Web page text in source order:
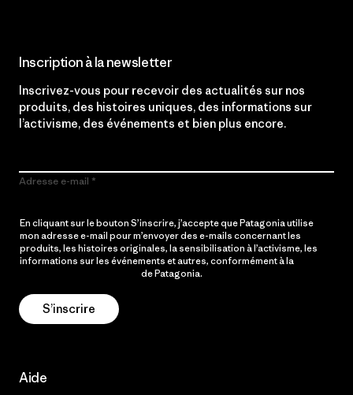
Inscription à la newsletter
Inscrivez-vous pour recevoir des actualités sur nos
produits, des histoires uniques, des informations sur
l’activisme, des événements et bien plus encore.
Adresse e-mail
En cliquant sur le bouton S’inscrire, j’accepte que Patagonia utilise
mon adresse e-mail pour m’envoyer des e-mails concernant les
produits, les histoires originales, la sensibilisation à l’activisme, les
informations sur les événements et autres, conformément à la
de Patagonia.
S’inscrire
Aide